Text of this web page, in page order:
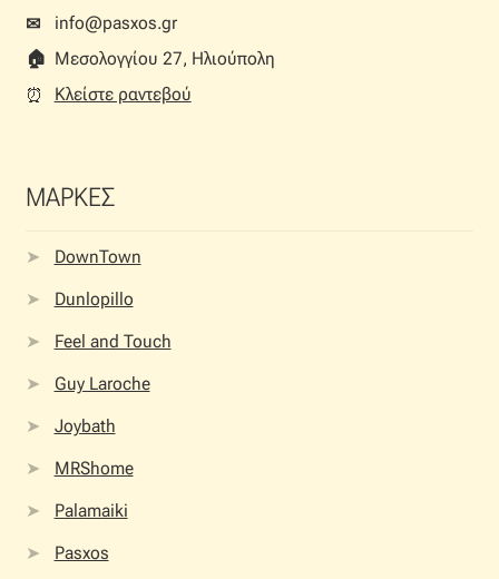
✉
info@pasxos.gr
🏠︎ Μεσολογγίου 27, Ηλιούπολη
⏰︎
Κλείστε ραντεβού
ΜΑΡΚΕΣ
DownTown
Dunlopillo
Feel and Touch
Guy Laroche
Joybath
MRShome
Palamaiki
Pasxos